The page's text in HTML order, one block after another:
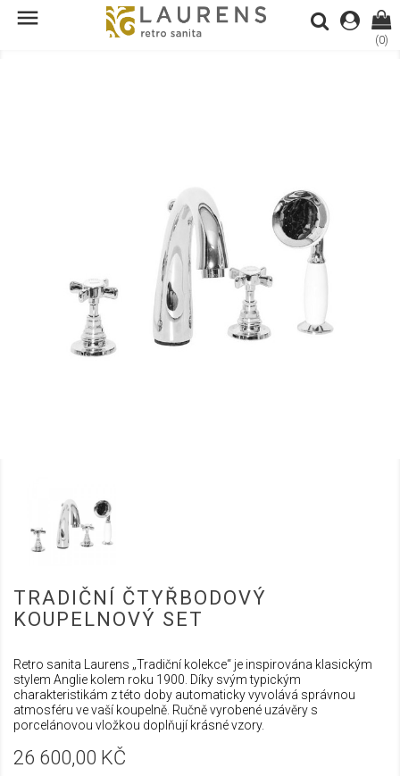

(0)
TRADIČNÍ ČTYŘBODOVÝ
KOUPELNOVÝ SET
Retro sanita Laurens „Tradiční kolekce“ je inspirována klasickým
stylem Anglie kolem roku 1900. Díky svým typickým
charakteristikám z této doby automaticky vyvolává správnou
atmosféru ve vaší koupelně. Ručně vyrobené uzávěry s
porcelánovou vložkou doplňují krásné vzory.
26 600,00 KČ